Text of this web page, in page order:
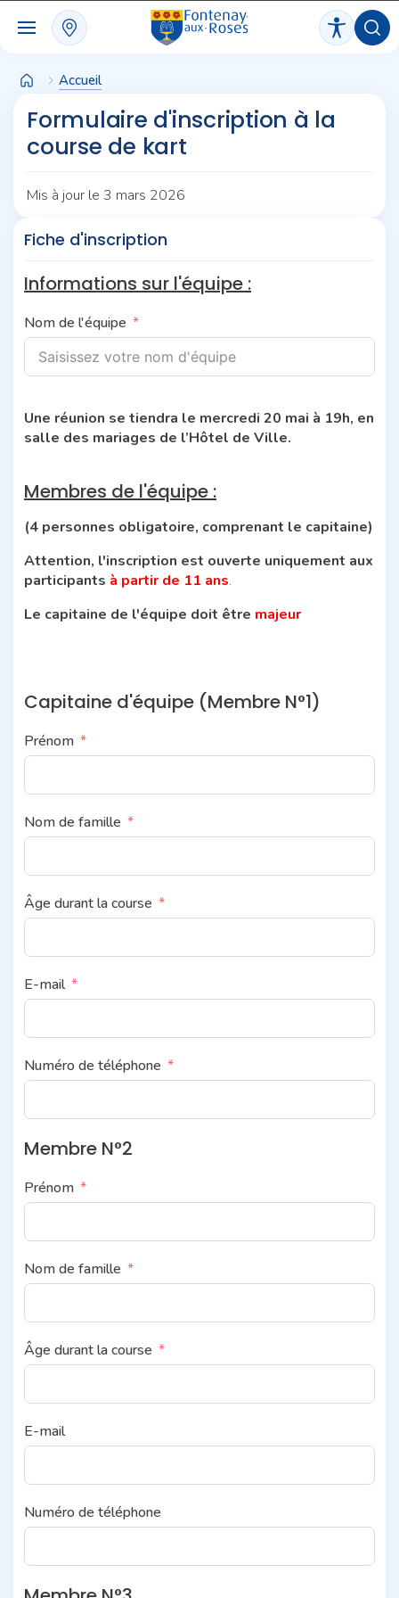
Accueil
Formulaire d'inscription à la
course de kart
Mis à jour le 3 mars 2026
Fiche d'inscription
Informations sur l'équipe :
Nom de l'équipe
Une réunion se tiendra le mercredi 20 mai à 19h, en
salle des mariages de l’Hôtel de Ville.
Membres de l'équipe :
(4 personnes obligatoire, comprenant le capitaine)
Attention, l'inscription est ouverte uniquement aux
participants à partir de 11 ans.
Le capitaine de l'équipe doit être majeur
Capitaine d'équipe (Membre N°1)
Prénom
Nom de famille
Âge durant la course
E-mail
Numéro de téléphone
Membre N°2
Prénom
Nom de famille
Âge durant la course
E-mail
Numéro de téléphone
Panneau de gestion des cookies